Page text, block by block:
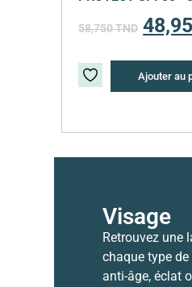
58,750TND
Ajouter au
Visage
Retrouvez une
chaque type
anti-âge, éclat